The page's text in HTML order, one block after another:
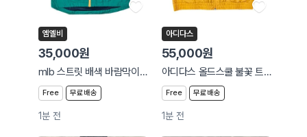
엠엘비
35,000원
mlb 스트릿 배색 바람막이 자켓
Free 무료배송
1분 전
아디다스
55,000원
아디다스 올드스쿨 불꽃 트레포일 바람막이 자켓
Free 무료배송
1분 전